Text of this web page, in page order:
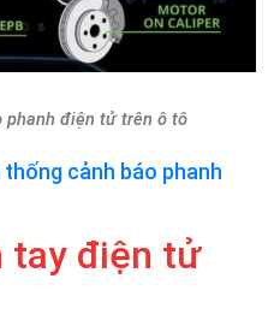
phanh điện tử trên ô tô
cảnh báo phanh
tay điện tử